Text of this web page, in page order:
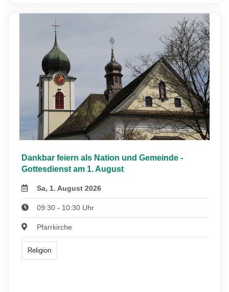
Dankbar feiern als Nation und Gemeinde -
Gottesdienst am 1. August
Sa, 1. August 2026
09:30 - 10:30 Uhr
Pfarrkirche
Religion